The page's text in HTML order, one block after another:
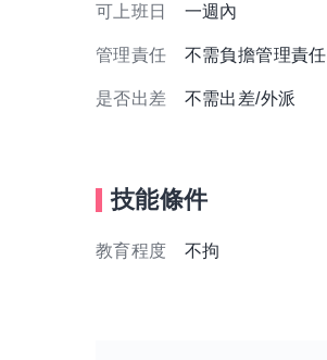
可上班日 一週內
管理責任 不需負擔管理責任
是否出差 不需出差/外派
技能條件
教育程度 不拘